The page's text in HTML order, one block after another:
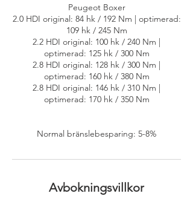
Peugeot Boxer
2.0 HDI original: 84 hk / 192 Nm | optimerad:
109 hk / 245 Nm
2.2 HDI original: 100 hk / 240 Nm |
optimerad: 125 hk / 300 Nm
2.8 HDI original: 128 hk / 300 Nm |
optimerad: 160 hk / 380 Nm
2.8 HDI original: 146 hk / 310 Nm |
optimerad: 170 hk / 350 Nm
Normal bränslebesparing: 5-8%
Avbokningsvillkor